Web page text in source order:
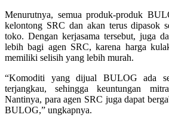
Menurutnya, semua produk-produk
kelontong SRC dan akan terus dipasok
toko. Dengan kerjasama tersebut, juga
lebih bagi agen SRC, karena harga
memiliki selisih yang lebih murah.
“Komoditi yang dijual BULOG ada
terjangkau, sehingga keuntungan
Nantinya, para agen SRC juga dapat
BULOG,” ungkapnya.